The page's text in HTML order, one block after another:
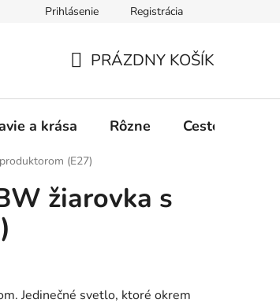
Prihlásenie Registrácia
KOŠÍK
PRÁZDNY KOŠÍK
a krása Rôzne Cestovanie
(E27)
žiarovka s
Jedinečné svetlo, ktoré okrem